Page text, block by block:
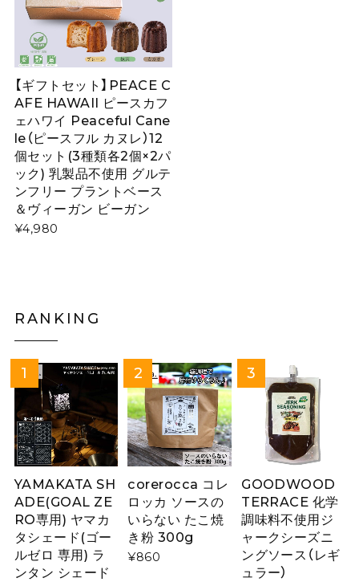
【ギフトセット】PEACE C
AFE HAWAII ピースカフ
ェハワイ Peaceful Cane
le（ピースフル カヌレ）12
個セット(3種類各2個×2パ
ック) 乳製品不使用 グルテ
ンフリー プラントベース
＆ヴィーガン ビーガン
¥4,980
RANKING
YAMAKATA SH
ADE(GOAL ZE
RO専用) ヤマカ
タシェード(ゴー
ルゼロ 専用) ラ
ンタン シェード
corerocca コレ
ロッカ ソースの
いらない たこ焼
き粉 300g
¥860
GOODWOOD
TERRACE 化学
調味料不使用ジ
ャークシーズニ
ングソース（レギ
ュラー）